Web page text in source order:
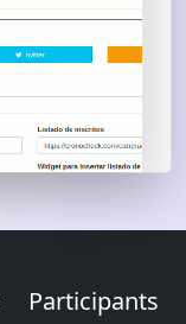
Participants